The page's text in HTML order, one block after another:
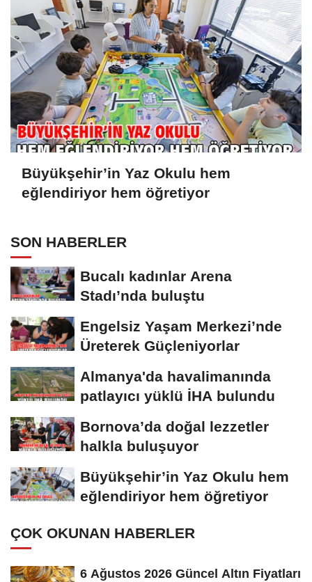
Büyükşehir’in Yaz Okulu hem
eğlendiriyor hem öğretiyor
SON HABERLER
Bucalı kadınlar Arena
Stadı’nda buluştu
Engelsiz Yaşam Merkezi’nde
Üreterek Güçleniyorlar
Almanya'da havalimanında
patlayıcı yüklü İHA bulundu
Bornova’da doğal lezzetler
halkla buluşuyor
Büyükşehir’in Yaz Okulu hem
eğlendiriyor hem öğretiyor
ÇOK OKUNAN HABERLER
6 Ağustos 2026 Güncel Altın Fiyatları